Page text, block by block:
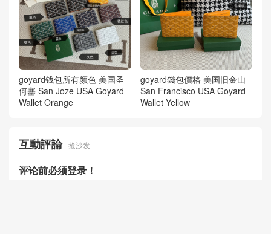
goyard钱包所有颜色 美国圣
何塞 San Joze USA Goyard
Wallet Orange
goyard錢包價格 美国旧金山
San Francisco USA Goyard
Wallet Yellow
互動評論 抢沙发
评论前必须登录！